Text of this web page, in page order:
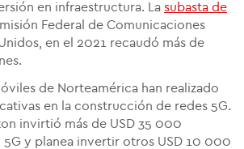
en infraestructura. La subasta de
Federal de Comunicaciones
en el 2021 recaudó más de
de Norteamérica han realizado
en la construcción de redes 5G.
invirtió más de USD 35 000
5G y planea invertir otros USD 10 000